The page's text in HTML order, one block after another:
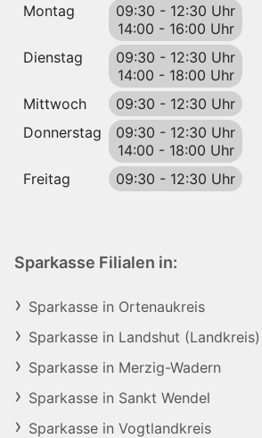
Montag
09:30 - 12:30 Uhr
14:00 - 16:00 Uhr
Dienstag
09:30 - 12:30 Uhr
14:00 - 18:00 Uhr
Mittwoch
09:30 - 12:30 Uhr
Donnerstag
09:30 - 12:30 Uhr
14:00 - 18:00 Uhr
Freitag
09:30 - 12:30 Uhr
Sparkasse Filialen in:
Sparkasse in Ortenaukreis
Sparkasse in Landshut (Landkreis)
Sparkasse in Merzig-Wadern
Sparkasse in Sankt Wendel
Sparkasse in Vogtlandkreis